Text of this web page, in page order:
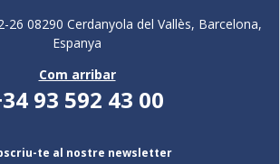
26 08290 Cerdanyola del Vallès, Barcelona,
Espanya
Com arribar
93 592 43 00
te al nostre newsletter